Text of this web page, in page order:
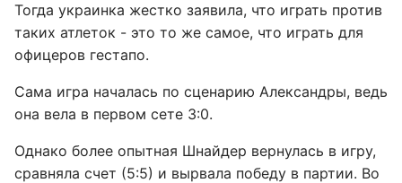
Тогда украинка жестко заявила, что играть против
таких атлеток - это то же самое, что играть для
офицеров гестапо.
Сама игра началась по сценарию Александры, ведь
она вела в первом сете 3:0.
Однако более опытная Шнайдер вернулась в игру,
сравняла счет (5:5) и вырвала победу в партии. Во